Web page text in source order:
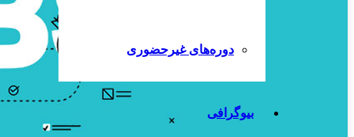
دوره‌های غیرحضوری
بیوگرافی